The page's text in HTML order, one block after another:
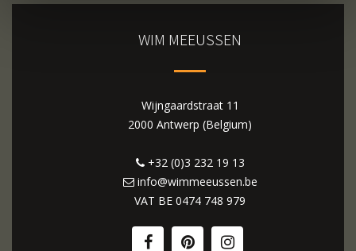
WIM MEEUSSEN
Wijngaardstraat 11
2000 Antwerp (Belgium)
+32 (0)3 232 19 13
info@wimmeeussen.be
VAT BE 0474 748 979